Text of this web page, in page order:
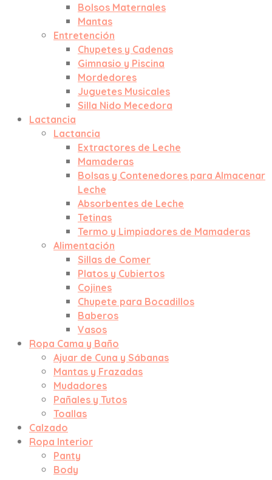
Bolsos Maternales
Mantas
Entretención
Chupetes y Cadenas
Gimnasio y Piscina
Mordedores
Juguetes Musicales
Silla Nido Mecedora
Lactancia
Lactancia
Extractores de Leche
Mamaderas
Bolsas y Contenedores para Almacenar
Leche
Absorbentes de Leche
Tetinas
Termo y Limpiadores de Mamaderas
Alimentación
Sillas de Comer
Platos y Cubiertos
Cojines
Chupete para Bocadillos
Baberos
Vasos
Ropa Cama y Baño
Ajuar de Cuna y Sábanas
Mantas y Frazadas
Mudadores
Pañales y Tutos
Toallas
Calzado
Ropa Interior
Panty
Body